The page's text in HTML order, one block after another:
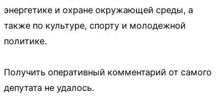
энергетике и охране окружающей среды, а
также по культуре, спорту и молодежной
политике.
Получить оперативный комментарий от самого
депутата не удалось.